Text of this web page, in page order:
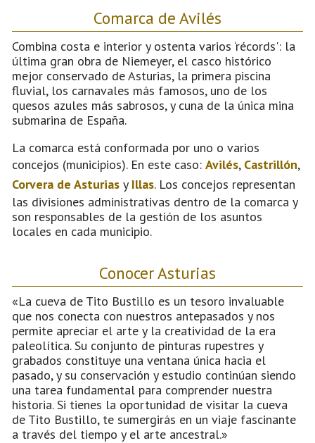
Comarca de Avilés
Combina costa e interior y ostenta varios ‘récords': la
última gran obra de Niemeyer, el casco histórico
mejor conservado de Asturias, la primera piscina
fluvial, los carnavales más famosos, uno de los
quesos azules más sabrosos, y cuna de la única mina
submarina de España.
La comarca está conformada por uno o varios
concejos (municipios). En este caso: Avilés, Castrillón,
Corvera de Asturias y Illas. Los concejos representan
las divisiones administrativas dentro de la comarca y
son responsables de la gestión de los asuntos
locales en cada municipio.
Conocer Asturias
«La cueva de Tito Bustillo es un tesoro invaluable
que nos conecta con nuestros antepasados y nos
permite apreciar el arte y la creatividad de la era
paleolítica. Su conjunto de pinturas rupestres y
grabados constituye una ventana única hacia el
pasado, y su conservación y estudio continúan siendo
una tarea fundamental para comprender nuestra
historia. Si tienes la oportunidad de visitar la cueva
de Tito Bustillo, te sumergirás en un viaje fascinante
a través del tiempo y el arte ancestral.»